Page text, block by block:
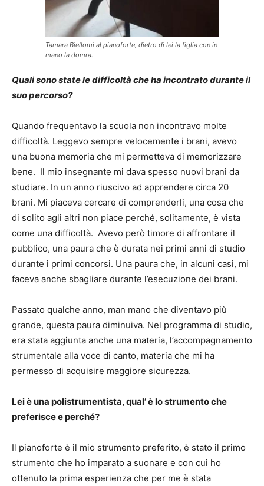
Tamara Biellomi al pianoforte, dietro di lei la figlia con in
mano la domra.
Quali sono state le difficoltà che ha incontrato durante il
suo percorso?
Quando frequentavo la scuola non incontravo molte
difficoltà. Leggevo sempre velocemente i brani, avevo
una buona memoria che mi permetteva di memorizzare
bene. Il mio insegnante mi dava spesso nuovi brani da
studiare. In un anno riuscivo ad apprendere circa 20
brani. Mi piaceva cercare di comprenderli, una cosa che
di solito agli altri non piace perché, solitamente, è vista
come una difficoltà. Avevo però timore di affrontare il
pubblico, una paura che è durata nei primi anni di studio
durante i primi concorsi. Una paura che, in alcuni casi, mi
faceva anche sbagliare durante l’esecuzione dei brani.
Passato qualche anno, man mano che diventavo più
grande, questa paura diminuiva. Nel programma di studio,
era stata aggiunta anche una materia, l’accompagnamento
strumentale alla voce di canto, materia che mi ha
permesso di acquisire maggiore sicurezza.
Lei è una polistrumentista, qual’ è lo strumento che
preferisce e perché?
Il pianoforte è il mio strumento preferito, è stato il primo
strumento che ho imparato a suonare e con cui ho
ottenuto la prima esperienza che per me è stata